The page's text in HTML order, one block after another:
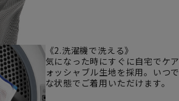
《2.洗濯機で洗える》
気になった時にすぐに自宅でケ
ォッシャブル生地を採用。いつ
な状態でご着用いただけます。